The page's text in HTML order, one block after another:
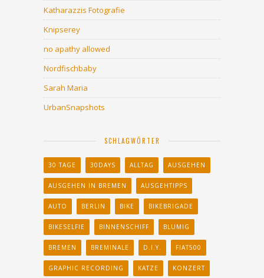
Katharazzis Fotografie
Knipserey
no apathy allowed
Nordfischbaby
Sarah Maria
UrbanSnapshots
SCHLAGWÖRTER
30 TAGE 30DAYS ALLTAG AUSGEHEN
AUSGEHEN IN BREMEN AUSGEHTIPPS
AUTO BERLIN BIKE BIKEBRIGADE
BIKESELFIE BINNENSCHIFF BLUMIG
BREMEN BREMINALE D.I.Y. FIAT500
GRAPHIC RECORDING KATZE KONZERT